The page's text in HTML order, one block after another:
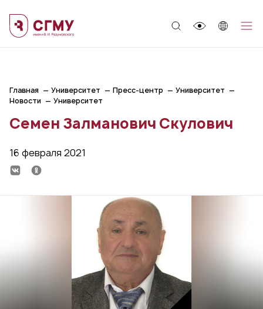
Главная Университет Пресс-центр
Университет
Новости
Университет
Семен Залманович Скулович
16 февраля 2021